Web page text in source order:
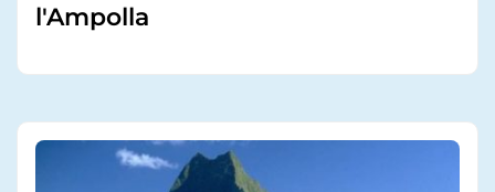
l'Ampolla